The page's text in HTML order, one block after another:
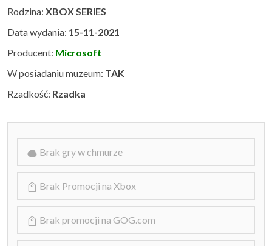
Rodzina: XBOX SERIES
Data wydania: 15-11-2021
Producent: Microsoft
W posiadaniu muzeum: TAK
Rzadkość: Rzadka
Brak gry w chmurze
Brak Promocji na Xbox
Brak promocji na GOG.com